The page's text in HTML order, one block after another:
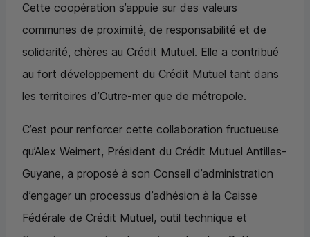
Cette coopération s’appuie sur des valeurs
communes de proximité, de responsabilité et de
solidarité, chères au Crédit Mutuel. Elle a contribué
au fort développement du Crédit Mutuel tant dans
les territoires d’Outre-mer que de métropole.
C’est pour renforcer cette collaboration fructueuse
qu’Alex Weimert, Président du Crédit Mutuel Antilles-
Guyane, a proposé à son Conseil d’administration
d’engager un processus d’adhésion à la Caisse
Fédérale de Crédit Mutuel, outil technique et